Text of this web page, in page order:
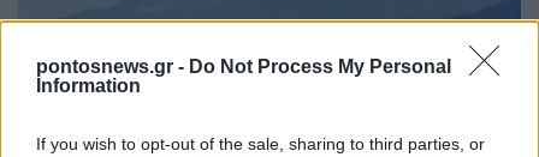
pontosnews.gr - Do Not Process My Personal
Information
If you wish to opt-out of the sale, sharing to third parties, or